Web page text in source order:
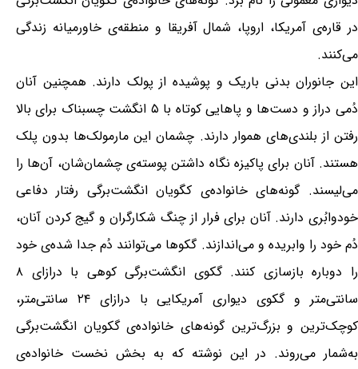
در قاره‌ی آمریکا، اروپا، شمال آفریقا و منطقه‌ی خاورمیانه زندگی
می‌کنند.
این جانوران بدنی باریک و پوشیده از پولک دارند. همچنین آنان
دُمی دراز و دست‌ها و پاهایی کوتاه با ۵ انگشت چسبناک برای بالا
رفتن از بلندی‌های هموار دارند. چشمان این مارمولک‌ها بدون پلک
هستند. آنان برای پاکیزه نگاه داشتن پوسته‌ی چشمان‌شان، آن‌ها را
می‌لیسند. گونه‌های خانواده‌ی کگویان انگشت‌برگی رفتار دفاعی
خودوابُری دارند. آنان برای فرار از چنگ شکارگران و گیج کردن آنان،
دُم خود را وابریده و می‌اندازند. گکوها می‌توانند دُم جدا شده‌ی خود
را دوباره بازسازی کنند. گکوی انگشت‌برگی کوهی با درازای ۸
سانتی‌متر و گکوی دیواری آمریکایی با درازای ۲۴ سانتی‌متر،
کوچک‌ترین و بزرگ‌ترین گونه‌های خانواده‌ی گکویان انگشت‌برگی
به‌شمار می‌روند. در این نوشته که به بخش نخست خانواده‌ی